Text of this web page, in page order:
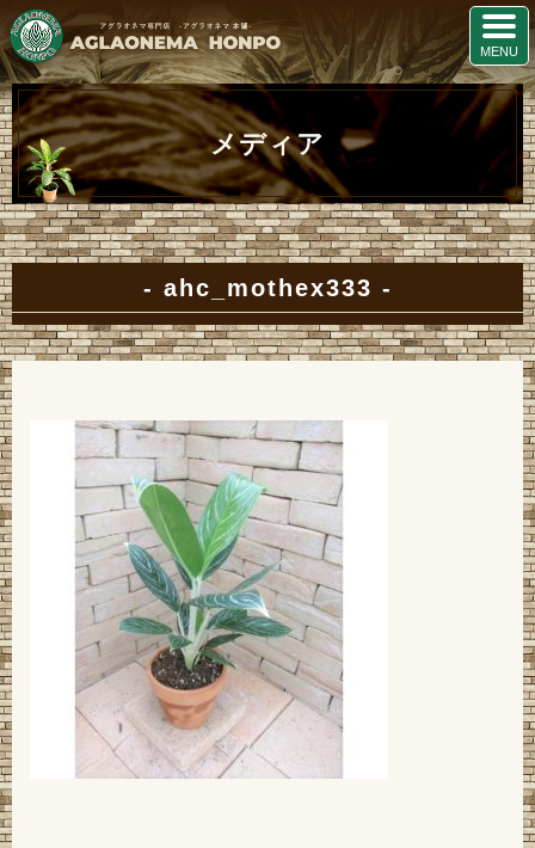
メディア
ahc_mothex333